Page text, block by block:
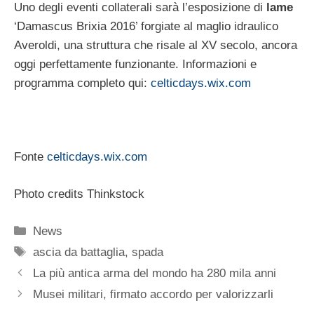
Uno degli eventi collaterali sarà l’esposizione di lame
‘Damascus Brixia 2016’ forgiate al maglio idraulico
Averoldi, una struttura che risale al XV secolo, ancora
oggi perfettamente funzionante. Informazioni e
programma completo qui: celticdays.wix.com
Fonte celticdays.wix.com
Photo credits Thinkstock
Categorie
News
Tag
ascia da battaglia,spada
La più antica arma del mondo ha 280 mila anni
Musei militari, firmato accordo per valorizzarli